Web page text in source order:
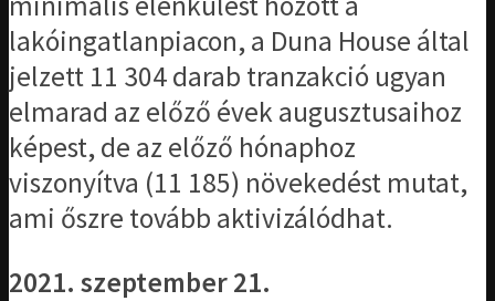
lakóingatlanpiacon, a Duna House által
jelzett 11 304 darab tranzakció ugyan
elmarad az előző évek augusztusaihoz
képest, de az előző hónaphoz
viszonyítva (11 185) növekedést mutat,
ami őszre tovább aktivizálódhat.
2021. szeptember 21.